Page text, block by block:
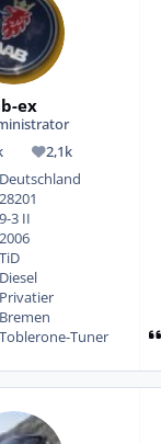
ex
2,1k
Reputation
Deutschland
28201
9-3 II
2006
TiD
Diesel
Privatier
Bremen
Toblerone-Tuner